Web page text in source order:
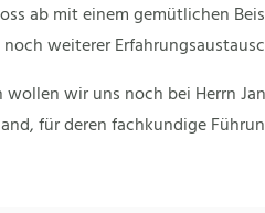
ab mit einem gemütlichen
weiterer
wir uns noch bei Herrn
für deren fachkundige